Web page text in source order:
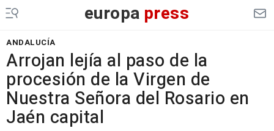
europa press
ANDALUCÍA
Arrojan lejía al paso de la
procesión de la Virgen de
Nuestra Señora del Rosario en
Jaén capital